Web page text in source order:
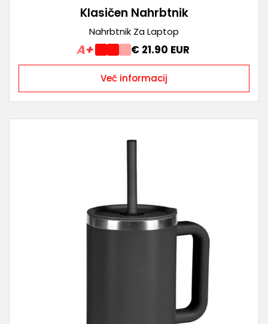
Klasičen Nahrbtnik
Nahrbtnik Za Laptop
A+ € 21.90 EUR
Več informacij